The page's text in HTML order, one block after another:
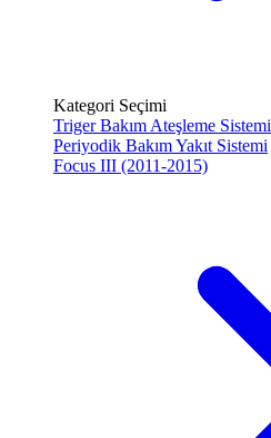
Kategori Seçimi
Triger Bakım Ateşleme Sistemi
Periyodik BakımYakıt Sistemi
Focus III (2011-2015)